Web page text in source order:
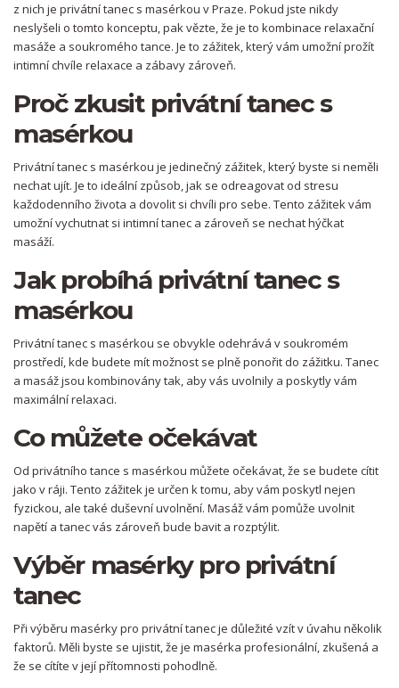
z nich je privátní tanec s masérkou v Praze. Pokud jste nikdy
neslyšeli o tomto konceptu, pak vězte, že je to kombinace relaxační
masáže a soukromého tance. Je to zážitek, který vám umožní prožít
intimní chvíle relaxace a zábavy zároveň.
Proč zkusit privátní tanec s
masérkou
Privátní tanec s masérkou je jedinečný zážitek, který byste si neměli
nechat ujít. Je to ideální způsob, jak se odreagovat od stresu
každodenního života a dovolit si chvíli pro sebe. Tento zážitek vám
umožní vychutnat si intimní tanec a zároveň se nechat hýčkat
masáží.
Jak probíhá privátní tanec s
masérkou
Privátní tanec s masérkou se obvykle odehrává v soukromém
prostředí, kde budete mít možnost se plně ponořit do zážitku. Tanec
a masáž jsou kombinovány tak, aby vás uvolnily a poskytly vám
maximální relaxaci.
Co můžete očekávat
Od privátního tance s masérkou můžete očekávat, že se budete cítit
jako v ráji. Tento zážitek je určen k tomu, aby vám poskytl nejen
fyzickou, ale také duševní uvolnění. Masáž vám pomůže uvolnit
napětí a tanec vás zároveň bude bavit a rozptýlit.
Výběr masérky pro privátní
tanec
Při výběru masérky pro privátní tanec je důležité vzít v úvahu několik
faktorů. Měli byste se ujistit, že je masérka profesionální, zkušená a
že se cítíte v její přítomnosti pohodlně.